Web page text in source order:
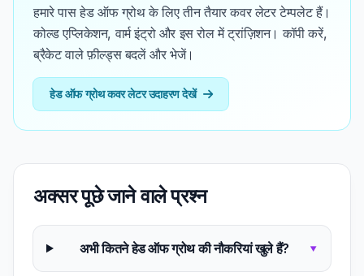
हमारे पास हेड ऑफ ग्रोथ के लिए तीन तैयार कवर लेटर टेम्पलेट हैं।
कोल्ड एप्लिकेशन, वार्म इंट्रो और इस रोल में ट्रांज़िशन। कॉपी करें,
ब्रैकेट वाले फ़ील्ड्स बदलें और भेजें।
हेड ऑफ ग्रोथ कवर लेटर उदाहरण देखें
अक्सर पूछे जाने वाले प्रश्न
अभी कितने हेड ऑफ ग्रोथ की नौकरियां खुले हैं? ▾